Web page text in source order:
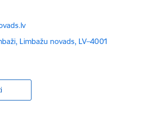
Limbažu novads, LV–4001